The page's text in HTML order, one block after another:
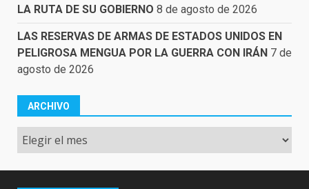
LA RUTA DE SU GOBIERNO 8 de agosto de 2026
LAS RESERVAS DE ARMAS DE ESTADOS UNIDOS EN
PELIGROSA MENGUA POR LA GUERRA CON IRÁN 7 de
agosto de 2026
ARCHIVO
Archivo